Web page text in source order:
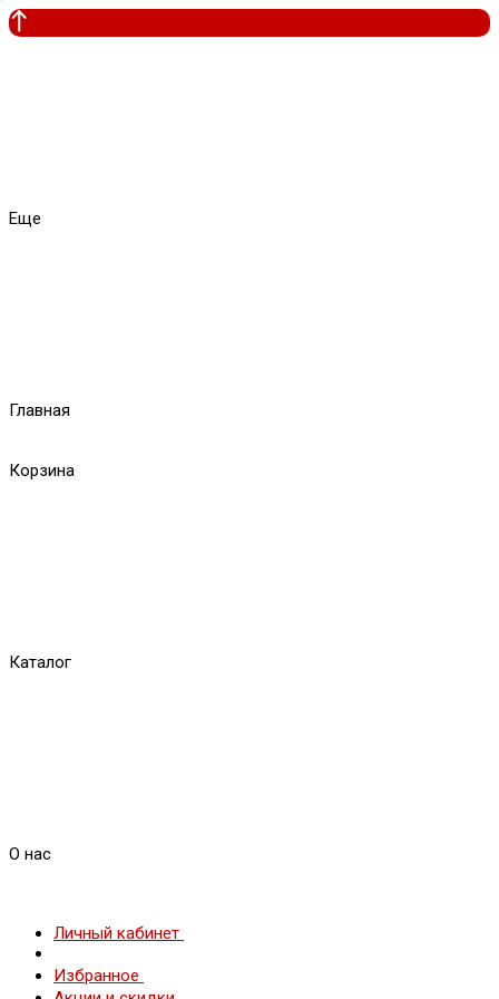
Еще
Главная
Корзина
Каталог
О нас
Личный кабинет
Избранное